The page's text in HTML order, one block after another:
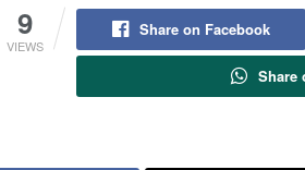
9
VIEWS
Share on Facebook
Share